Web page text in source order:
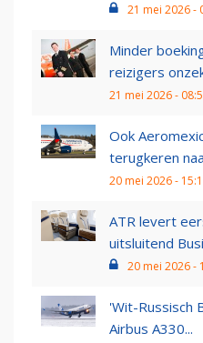
21 mei 2026 -
Minder
reizigers
21 mei 2026 -
Ook
terugkeren
20 mei 2026 -
ATR levert
uitsluitend
20 mei 2026 -
'Wit-Russisch
Airbus A330...